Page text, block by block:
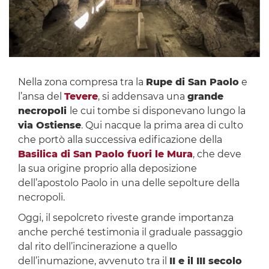
Nella zona compresa tra la Rupe di San Paoloe
l’ansa del Tevere, si addensava una grande
necropoli le cui tombe si disponevano lungo la
via Ostiense. Qui nacque la prima area di culto
che portò alla successiva edificazione della
Basilica di San Paolo fuori le Mura, che deve
la sua origine proprio alla deposizione
dell’apostolo Paolo in una delle sepolture della
necropoli.
Oggi, il sepolcreto riveste grande importanza
anche perché testimonia il graduale passaggio
dal rito dell’incinerazione a quello
dell’inumazione, avvenuto tra il II e il III secolo